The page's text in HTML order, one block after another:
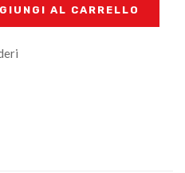
AL CARRELLO